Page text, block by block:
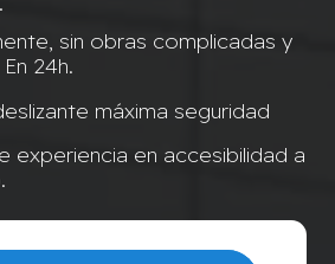
sin obras complicadas y
24h.
máxima seguridad
experiencia en accesibilidad a